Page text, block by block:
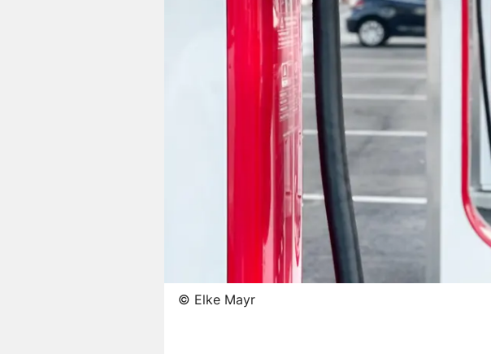
© Elke Mayr